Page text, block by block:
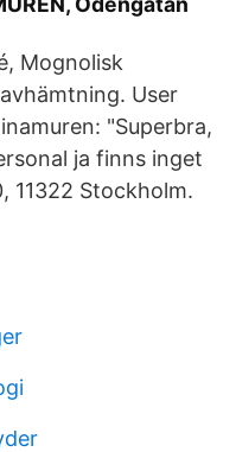
Mognolisk
User
"Superbra,
ja finns inget
11322 Stockholm.